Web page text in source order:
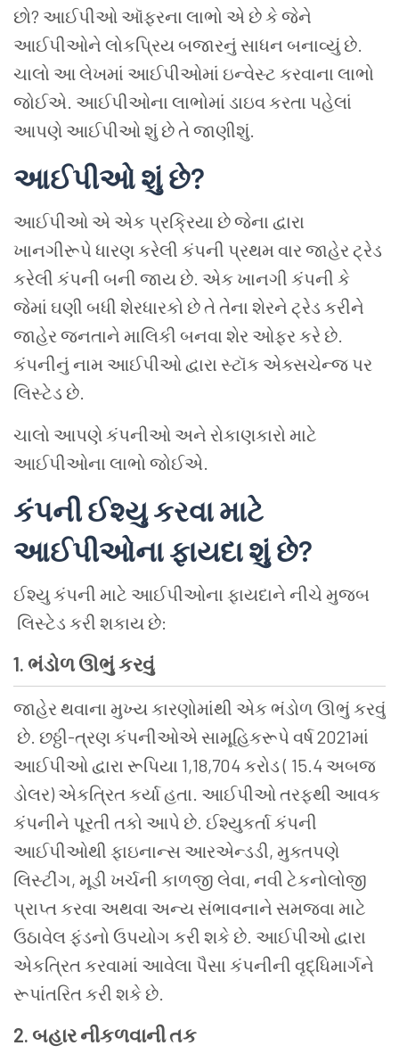
છો? આઈપીઓ ઑફરના લાભો એ છે કે જેને
આઈપીઓને લોકપ્રિય બજારનું સાધન બનાવ્યું છે.
ચાલો આ લેખમાં આઈપીઓમાં ઇન્વેસ્ટ કરવાના લાભો
જોઈએ. આઈપીઓના લાભોમાં ડાઇવ કરતા પહેલાં
આપણે આઈપીઓશું છે તે જાણીશું.
આઈપીઓશુંછે?
આઈપીઓ એ એક પ્રક્રિયા છેજેના દ્વારા
ખાનગીરૂપે ધારણકરેલી કંપની પ્રથમવારજાહેરટ્રેડ
કરેલી કંપની બની જાય છે. એકખાનગી કંપની કે
જેમાં ઘણી બધી શેરધારકો છેતેતેના શેરને ટ્રેડકરીને
જાહેર જનતાને માલિકી બનવા શેર ઓફરકરે છે.
કંપનીનું નામ આઈપીઓદ્વારા સ્ટૉક એક્સચેન્જ પર
લિસ્ટેડ છે.
ચાલો આપણેકંપનીઓ અને રોકાણકારો માટે
આઈપીઓના લાભો જોઈએ.
કંપનીઈશ્યુકરવામાટે
આઈપીઓનાફાયદાશુંછે?
ઈશ્યુકંપની માટે આઈપીઓના ફાયદાને નીચે મુજબ
લિસ્ટેડકરી શકાય છે:
1. ભંડોળઊભુંકરવું
જાહેરથવાના મુખ્યકારણોમાંથી એકભંડોળ ઊભું કરવું
છે. છઠ્ઠી-ત્રણકંપનીઓએ સામૂહિકરૂપે વર્ષ2021માં
આઈપીઓદ્વારા રૂપિયા 1,18,704કરોડ( 15.4 અબજ
ડોલર) એકત્રિતકર્યાહતા. આઈપીઓતરફથી આવક
કંપનીને પૂરતી તકો આપે છે. ઈશ્યુકર્તાકંપની
આઈપીઓથી ફાઇનાન્સ આરએન્ડડી, મુક્તપણે
લિસ્ટીંગ, મૂડી ખર્ચની કાળજી લેવા, નવી ટેકનોલોજી
પ્રાપ્તકરવા અથવા અન્ય સંભાવનાને સમજવા માટે
ઉઠાવેલફંડનો ઉપયોગ કરી શકે છે. આઈપીઓદ્વારા
એકત્રિતકરવામાં આવેલા પૈસા કંપનીની વૃદ્ધિમાર્ગને
રૂપાંતરિતકરી શકે છે.
2. બહારનીકળવાનીતક